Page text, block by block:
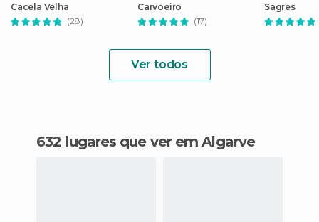
Cacela Velha
(28)
Carvoeiro
(17)
Sagres
Ver todos
632 lugares que ver em Algarve